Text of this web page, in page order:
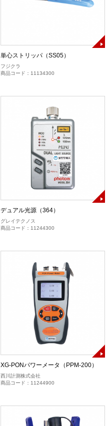
単心ストリッパ（SS05）
フジクラ
商品コード：11134300
デュアル光源（364）
グレイテクノス
商品コード：11244300
XG-PONパワーメータ（PPM-200）
西川計測株式会社
商品コード：11244900